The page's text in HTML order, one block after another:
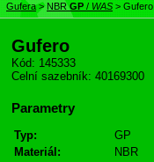
Gufera> NBRGP / WAS > Gufero
Gufero
Kód: 145333
Celní sazebník: 40169300
Parametry
Typ:
GP
Materiál:
NBR